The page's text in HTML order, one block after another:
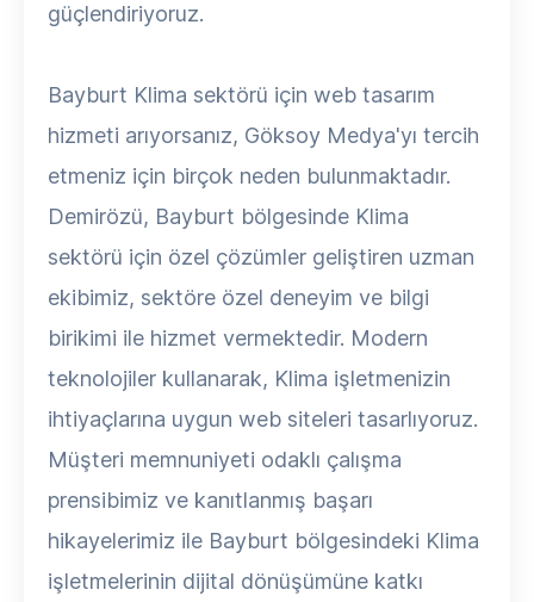
güçlendiriyoruz.
Bayburt Klima sektörü için web tasarım
hizmeti arıyorsanız, Göksoy Medya'yı tercih
etmeniz için birçok neden bulunmaktadır.
Demirözü, Bayburt bölgesinde Klima
sektörü için özel çözümler geliştiren uzman
ekibimiz, sektöre özel deneyim ve bilgi
birikimi ile hizmet vermektedir. Modern
teknolojiler kullanarak, Klima işletmenizin
ihtiyaçlarına uygun web siteleri tasarlıyoruz.
Müşteri memnuniyeti odaklı çalışma
prensibimiz ve kanıtlanmış başarı
hikayelerimiz ile Bayburt bölgesindeki Klima
işletmelerinin dijital dönüşümüne katkı